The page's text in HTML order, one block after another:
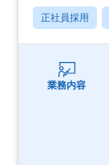
正社員採用
業務内容